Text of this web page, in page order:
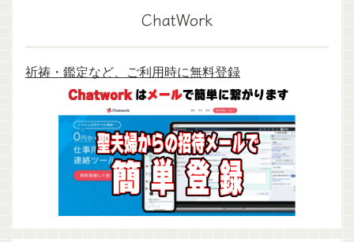
ChatWork
祈祷・鑑定など、ご利用時に無料登録